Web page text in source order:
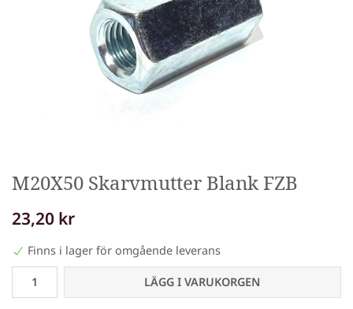
M20X50 Skarvmutter Blank FZB
23,20 kr
Finns i lager för omgående leverans
LÄGG I VARUKORGEN